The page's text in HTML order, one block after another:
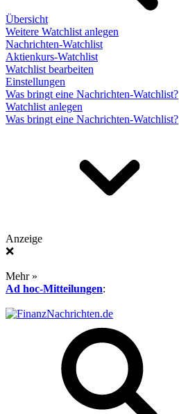
Übersicht
Weitere Watchlist anlegen
Nachrichten-Watchlist
Aktienkurs-Watchlist
Watchlist bearbeiten
Einstellungen
Was bringt eine Nachrichten-Watchlist?
Watchlist anlegen
Was bringt eine Nachrichten-Watchlist?
Anzeige
❌
Mehr »
Ad hoc-Mitteilungen: